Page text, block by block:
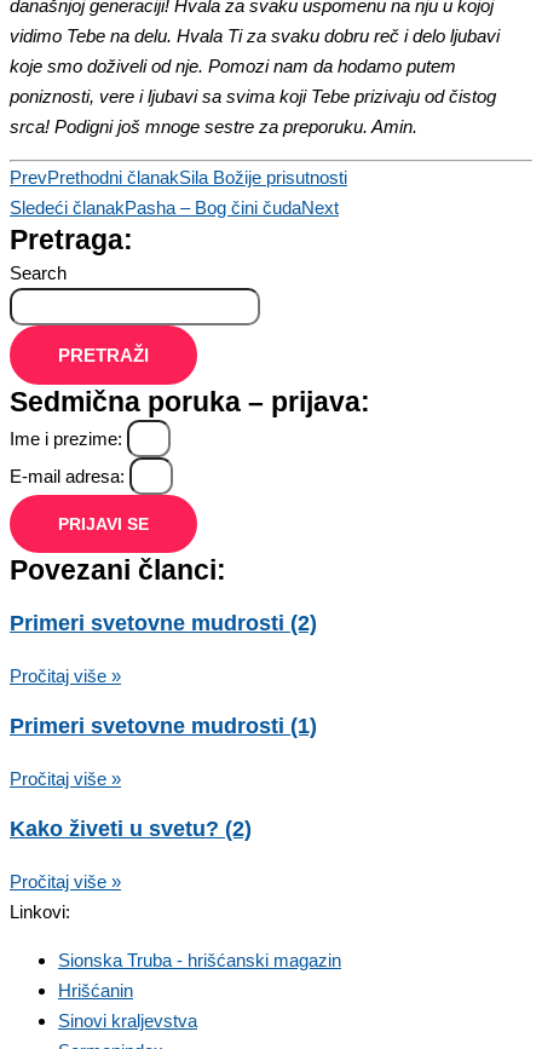
današnjoj generaciji! Hvala za svaku uspomenu na nju u kojoj
vidimo Tebe na delu. Hvala Ti za svaku dobru reč i delo ljubavi
koje smo doživeli od nje. Pomozi nam da hodamo putem
poniznosti, vere i ljubavi sa svima koji Tebe prizivaju od čistog
srca! Podigni još mnoge sestre za preporuku. Amin.
PrevPrethodni članakSila Božije prisutnosti
Sledeći članakPasha – Bog čini čudaNext
Pretraga:
Search
PRETRAŽI
Sedmična poruka – prijava:
Ime i prezime:
E-mail adresa:
PRIJAVI SE
Povezani članci:
Primeri svetovne mudrosti (2)
Pročitaj više »
Primeri svetovne mudrosti (1)
Pročitaj više »
Kako živeti u svetu? (2)
Pročitaj više »
Linkovi:
Sionska Truba - hrišćanski magazin
Hrišćanin
Sinovi kraljevstva